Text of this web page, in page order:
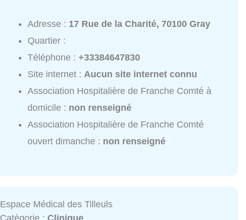
Adresse : 17 Rue de la Charité, 70100 Gray
Quartier :
Téléphone :+33384647830
Site internet :Aucun site internet connu
Association Hospitalière de Franche Comté à
domicile : non renseigné
Association Hospitalière de Franche Comté
ouvert dimanche : non renseigné
Espace Médical des Tilleuls